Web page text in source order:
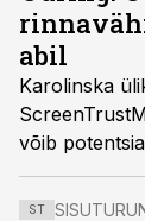
abil
Karolinska
võib
sõeluuringu
ST